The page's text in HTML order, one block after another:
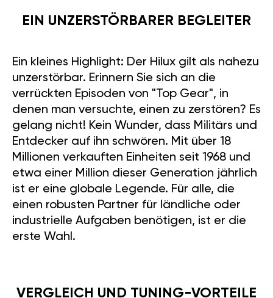
EIN UNZERSTÖRBARER BEGLEITER
Ein kleines Highlight: Der Hilux gilt als nahezu
unzerstörbar. Erinnern Sie sich an die
verrückten Episoden von "Top Gear", in
denen man versuchte, einen zu zerstören? Es
gelang nicht! Kein Wunder, dass Militärs und
Entdecker auf ihn schwören. Mit über 18
Millionen verkauften Einheiten seit 1968 und
etwa einer Million dieser Generation jährlich
ist er eine globale Legende. Für alle, die
einen robusten Partner für ländliche oder
industrielle Aufgaben benötigen, ist er die
erste Wahl.
VERGLEICH UND TUNING-VORTEILE